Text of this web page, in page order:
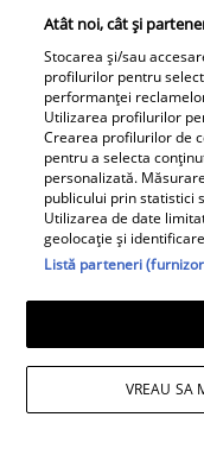
Salată de dovlecei
iaurt și usturoi –
perfectă pentru
Musaca de vinete
mai simplă rețetă
mai gustoasă
Atât noi, cât și
Stocarea și/sau
profilurilor pentru
performanței
Utilizarea profilurilor
Crearea profilurilor de
pentru a selecta
personalizată.
publicului prin statistici
Utilizarea de date
geolocație și
Listă parteneri
VREAU SA